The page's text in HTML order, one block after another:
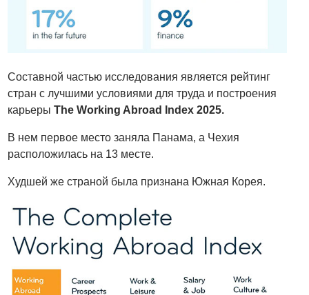
Составной частью исследования является рейтинг
стран с лучшими условиями для труда и построения
карьерыThe Working Abroad Index 2025.
В нем первое место заняла Панама, а Чехия
расположилась на 13 месте.
Худшей же страной была признана Южная Корея.